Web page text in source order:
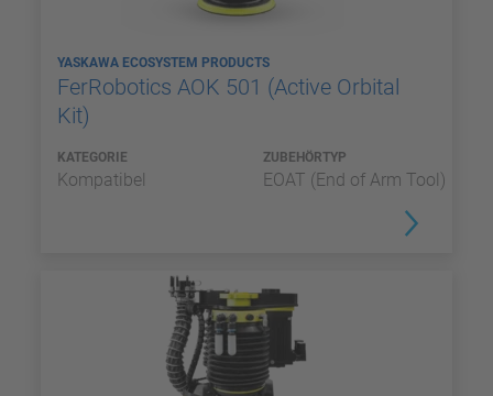
YASKAWA ECOSYSTEM PRODUCTS
FerRobotics AOK 501 (Active Orbital
Kit)
KATEGORIE
Kompatibel
ZUBEHÖRTYP
EOAT (End of Arm Tool)